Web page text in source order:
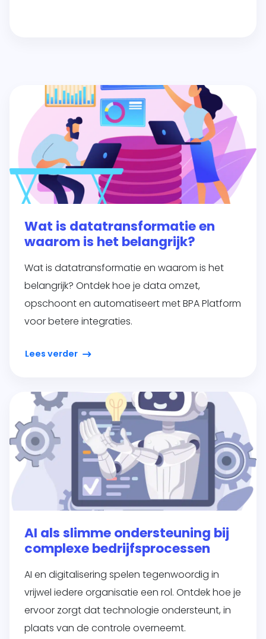
Wat is datatransformatie en
waarom is het belangrijk?
Wat is datatransformatie en waarom is het
belangrijk? Ontdek hoe je data omzet,
opschoont en automatiseert met BPA Platform
voor betere integraties.
Lees verder
AI als slimme ondersteuning bij
complexe bedrijfsprocessen
AI en digitalisering spelen tegenwoordig in
vrijwel iedere organisatie een rol. Ontdek hoe je
ervoor zorgt dat technologie ondersteunt, in
plaats van de controle overneemt.